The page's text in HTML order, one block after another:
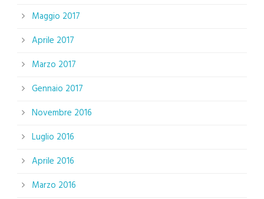
Maggio 2017
Aprile 2017
Marzo 2017
Gennaio 2017
Novembre 2016
Luglio 2016
Aprile 2016
Marzo 2016